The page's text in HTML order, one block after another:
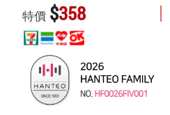
特價 $358